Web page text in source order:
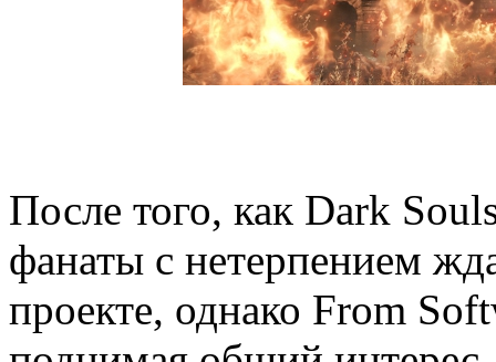
После того, как Dark
фанаты с нетерпением
проекте, однако From